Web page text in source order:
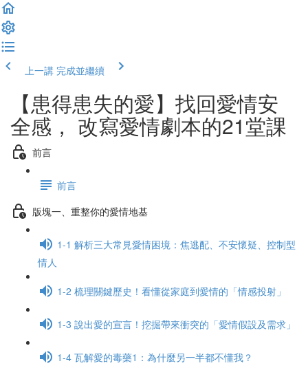
上一講 完成並繼續
【患得患失的愛】找回愛情安
全感， 改寫愛情劇本的21堂課
前言
前言
版塊一、重整你的愛情地基
1-1 解析三大常見愛情困境：焦逃配、不安懷疑、控制型
情人
1-2 梳理關鍵歷史！看懂從家庭到愛情的「情感投射」
1-3 說出愛的宣言！挖掘帶來衝突的「愛情假設及需求」
1-4 瓦解愛的毒藥1：為什麼另一半都不懂我？